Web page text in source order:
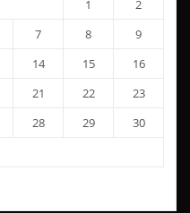
1
2
7 8
9
14 15
16
21 22
23
28 29
30